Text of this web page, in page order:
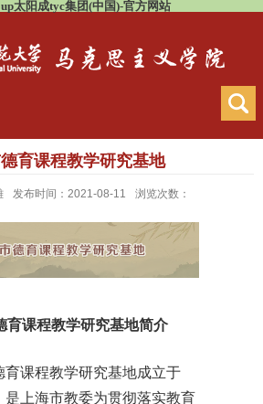
太阳成tyc集团(中国)-官方网站
德育课程教学研究基地
发布时间：2021-08-11 浏览次数：
育课程教学研究基地简介
育课程教学研究基地成立于
是上海市教委为贯彻落实教育